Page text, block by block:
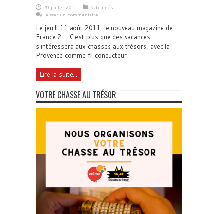
20 juillet 2011
Actualités
Laisser un commentaire
Le jeudi 11 août 2011, le nouveau magazine de
France 2 - C'est plus que des vacances -
s'intéressera aux chasses aux trésors, avec la
Provence comme fil conducteur.
Lire la suite...
VOTRE CHASSE AU TRÉSOR